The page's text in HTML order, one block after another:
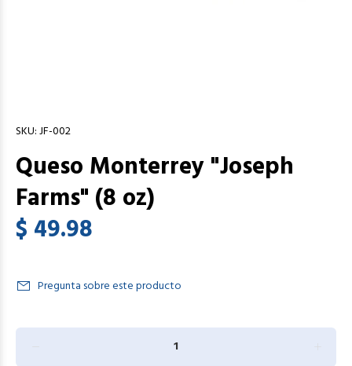
SKU:JF-002
Queso Monterrey "Joseph
Farms" (8 oz)
$ 49.98
Pregunta sobre este producto